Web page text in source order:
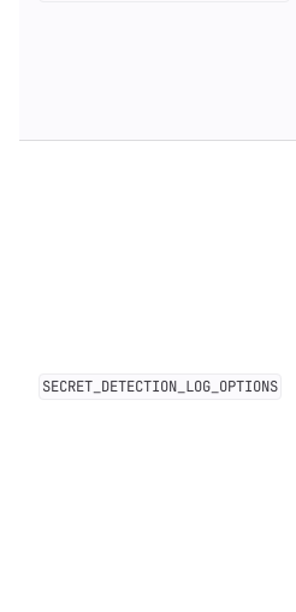
SECRET_DETECTION_LOG_OPTIONS